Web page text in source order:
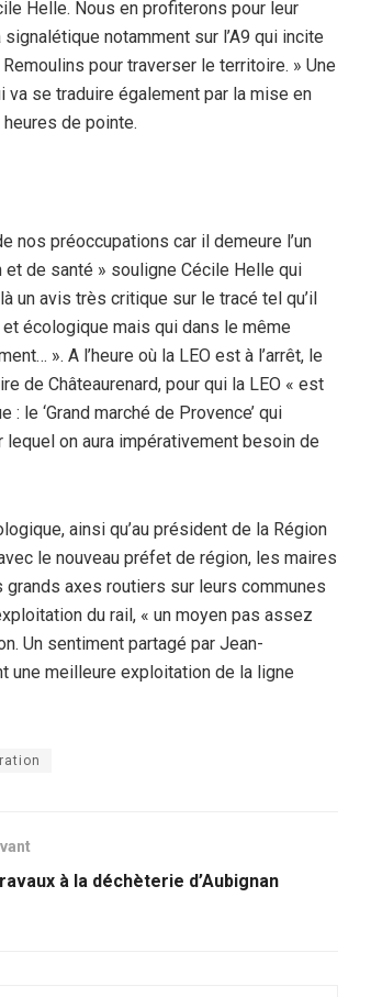
Helle. Nous en profiterons pour leur
notamment sur l’A9 qui incite
pour traverser le territoire. » Une
se traduire également par la mise en
de pointe.
nos préoccupations car il demeure l’un
de santé » souligne Cécile Helle qui
un avis très critique sur le tracé tel qu’il
écologique mais qui dans le même
». A l’heure où la LEO est à l’arrêt, le
de Châteaurenard, pour qui la LEO « est
le ‘Grand marché de Provence’ qui
on aura impérativement besoin de
ainsi qu’au président de la Région
le nouveau préfet de région, les maires
axes routiers sur leurs communes
du rail, « un moyen pas assez
Un sentiment partagé par Jean-
une meilleure exploitation de la ligne
à la déchèterie d’Aubignan